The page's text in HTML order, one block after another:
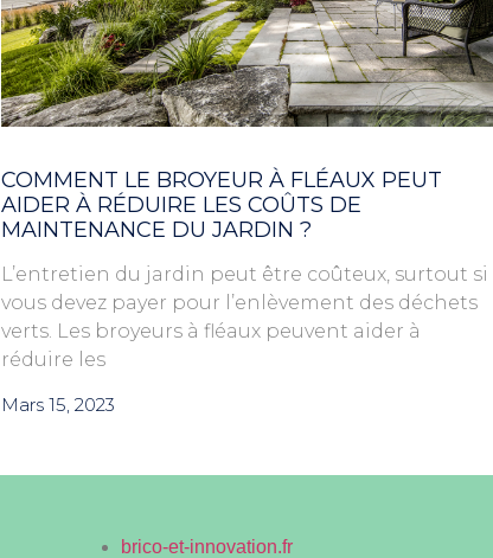
COMMENT LE BROYEUR À FLÉAUX PEUT
AIDER À RÉDUIRE LES COÛTS DE
MAINTENANCE DU JARDIN ?
L’entretien du jardin peut être coûteux, surtout si
vous devez payer pour l’enlèvement des déchets
verts. Les broyeurs à fléaux peuvent aider à
réduire les
Mars 15, 2023
brico-et-innovation.fr